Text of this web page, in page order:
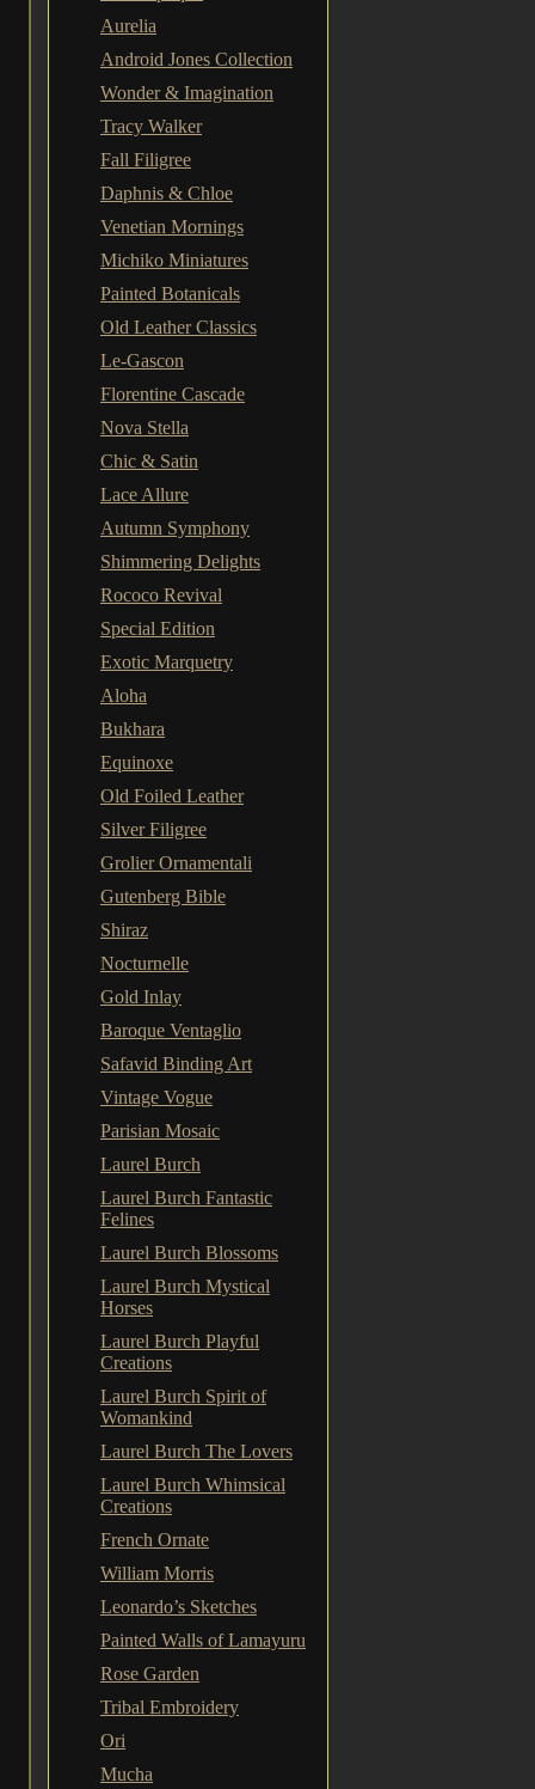
Aurelia
Android Jones Collection
Wonder & Imagination
Tracy Walker
Fall Filigree
Daphnis & Chloe
Venetian Mornings
Michiko Miniatures
Painted Botanicals
Old Leather Classics
Le-Gascon
Florentine Cascade
Nova Stella
Chic & Satin
Lace Allure
Autumn Symphony
Shimmering Delights
Rococo Revival
Special Edition
Exotic Marquetry
Aloha
Bukhara
Equinoxe
Old Foiled Leather
Silver Filigree
Grolier Ornamentali
Gutenberg Bible
Shiraz
Nocturnelle
Gold Inlay
Baroque Ventaglio
Safavid Binding Art
Vintage Vogue
Parisian Mosaic
Laurel Burch
Laurel Burch Fantastic
Felines
Laurel Burch Blossoms
Laurel Burch Mystical
Horses
Laurel Burch Playful
Creations
Laurel Burch Spirit of
Womankind
Laurel Burch The Lovers
Laurel Burch Whimsical
Creations
French Ornate
William Morris
Leonardo’s Sketches
Painted Walls of Lamayuru
Rose Garden
Tribal Embroidery
Ori
Mucha